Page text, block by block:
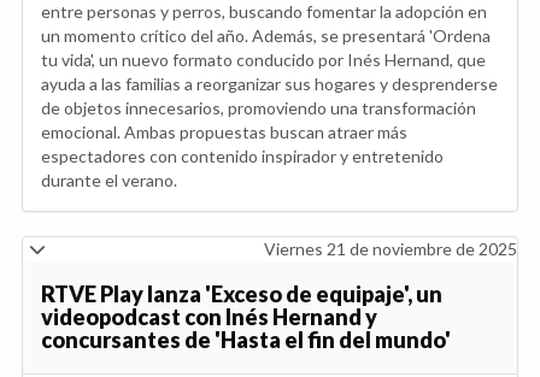
entre personas y perros, buscando fomentar la adopción en
un momento crítico del año. Además, se presentará 'Ordena
tu vida', un nuevo formato conducido por Inés Hernand, que
ayuda a las familias a reorganizar sus hogares y desprenderse
de objetos innecesarios, promoviendo una transformación
emocional. Ambas propuestas buscan atraer más
espectadores con contenido inspirador y entretenido
durante el verano.
Viernes 21 de noviembre de 2025
RTVE Play lanza 'Exceso de equipaje', un
videopodcast con Inés Hernand y
concursantes de 'Hasta el fin del mundo'